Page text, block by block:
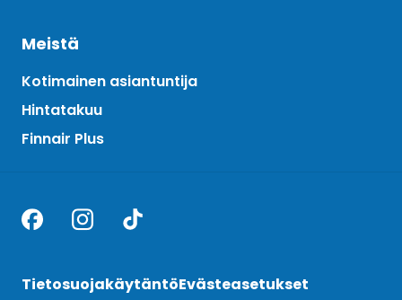
Meistä
Kotimainen asiantuntija
Hintatakuu
Finnair Plus
TietosuojakäytäntöEvästeasetukset